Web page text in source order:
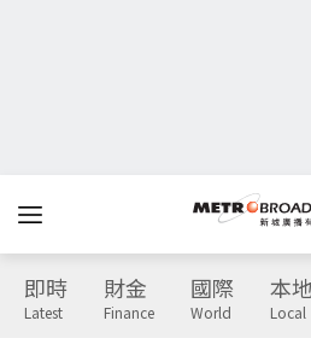
即時
Latest
財金
Finance
國際
World
本地
Local